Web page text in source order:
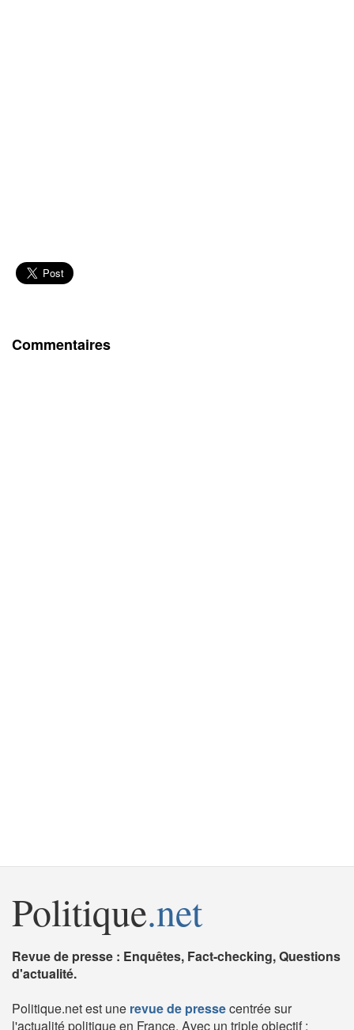
Commentaires
Politique.net
Revue de presse : Enquêtes, Fact-checking, Questions
d'actualité.
Politique.net est une revue de pressecentrée sur
l'actualité politique en France. Avec un triple objectif :